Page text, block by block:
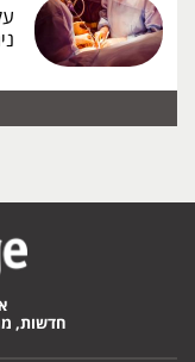
חדשות,